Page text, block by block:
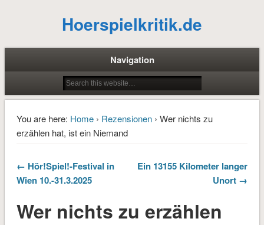
Hoerspielkritik.de
Navigation
You are here: Home› Rezensionen› Wer nichts zu
erzählen hat, ist ein Niemand
← Hör!Spiel!-Festival in
Wien 10.-31.3.2025
Ein 13155 Kilometer langer
Unort →
Wer nichts zu erzählen